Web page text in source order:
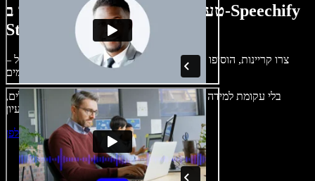
טעימה קטנה ממה שתוכלו ליצור ב-Speechify
Studio.
צרו קריינות, הוסיפו תמונות ללא זכויות, אודיו, סרטונים ושיבוט קול –
בלי עקומת למידה – הכול זמין בדפדפן. יוצרי תוכן כבר לא מוגבלים,
התחילו ליצור באולפן